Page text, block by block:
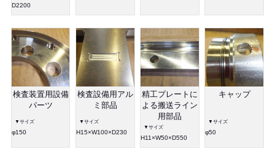
D2200
検査装置用設備
パーツ
▼サイズ
φ150
検査設備用アル
ミ部品
▼サイズ
H15×W100×D230
精工プレートに
よる搬送ライン
用部品
▼サイズ
H11×W50×D550
キャップ
▼サイズ
φ50